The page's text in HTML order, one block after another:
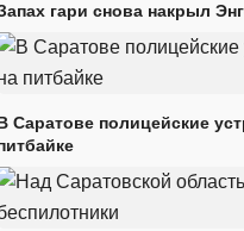
гари снова накрыл
Саратове полицейские